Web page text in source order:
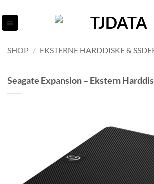
til
indhold
SHOP / EKSTERNE HARDDISKE &
Seagate Expansion – Ekstern